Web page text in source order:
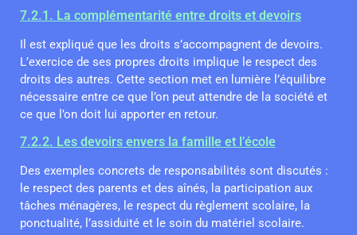
7.2.1. La complémentarité entre droits et devoirs
Il est expliqué que les droits s’accompagnent de devoirs.
L’exercice de ses propres droits implique le respect des
droits des autres. Cette section met en lumière l’équilibre
nécessaire entre ce que l’on peut attendre de la société et
ce que l’on doit lui apporter en retour.
7.2.2. Les devoirs envers la famille et l’école
Des exemples concrets de responsabilités sont discutés :
le respect des parents et des aînés, la participation aux
tâches ménagères, le respect du règlement scolaire, la
ponctualité, l’assiduité et le soin du matériel scolaire.